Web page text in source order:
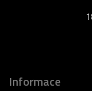
Informace